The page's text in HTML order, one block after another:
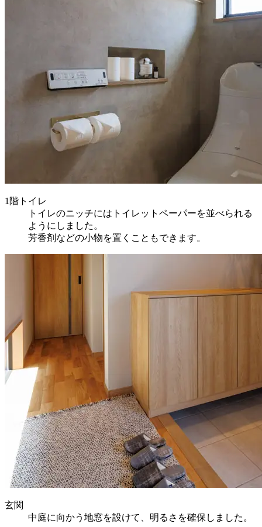
1階トイレ
トイレのニッチにはトイレットペーパーを並べられる
ようにしました。
芳香剤などの小物を置くこともできます。
玄関
中庭に向かう地窓を設けて、明るさを確保しました。